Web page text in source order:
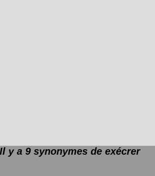
Il y a 9 synonymes de exécrer